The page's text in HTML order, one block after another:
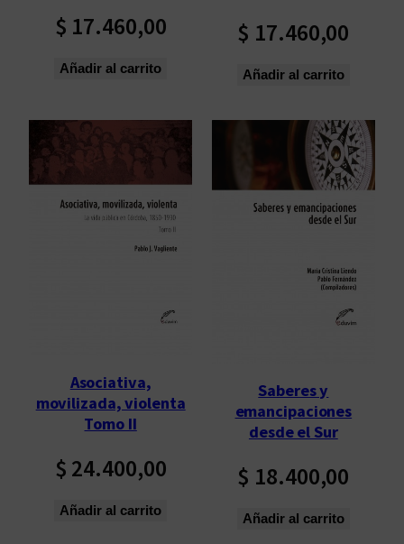
$ 17.460,00
Añadir al carrito
$ 17.460,00
Añadir al carrito
Asociativa,
movilizada, violenta
Tomo II
$ 24.400,00
Añadir al carrito
Saberes y
emancipaciones
desde el Sur
$ 18.400,00
Añadir al carrito